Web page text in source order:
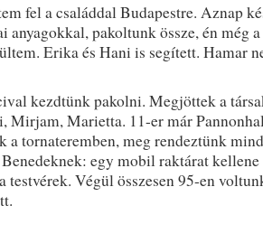
fel a családdal Budapestre. Aznap
anyagokkal, pakoltunk össze, én még a
Erika és Hani is segített. Hamar
kezdtünk pakolni. Megjöttek a
Mirjam, Marietta. 11-er már
a tornateremben, meg rendeztünk
egy mobil raktárat
testvérek. Végül összesen 95-en